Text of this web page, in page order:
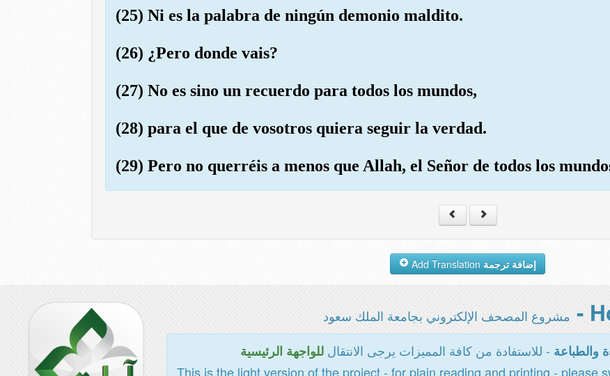
(25) Ni es la palabra de ningún demonio maldito.
(26) ¿Pero donde vais?
(27) No es sino un recuerdo para todos los mundos,
(28) para el que de vosotros quiera seguir la verdad.
(29) Pero no querréis a menos que Allah, el Señor de todos los
إضافة ترجمة
مشروع المصحف الإلكتروني بجامعة الملك سعود
والطباعة - للاستفادة من كافة المميزات يرجى الانتقالللواجهة الرئيسية
This is the light version of the project - for plain reading and printing - please